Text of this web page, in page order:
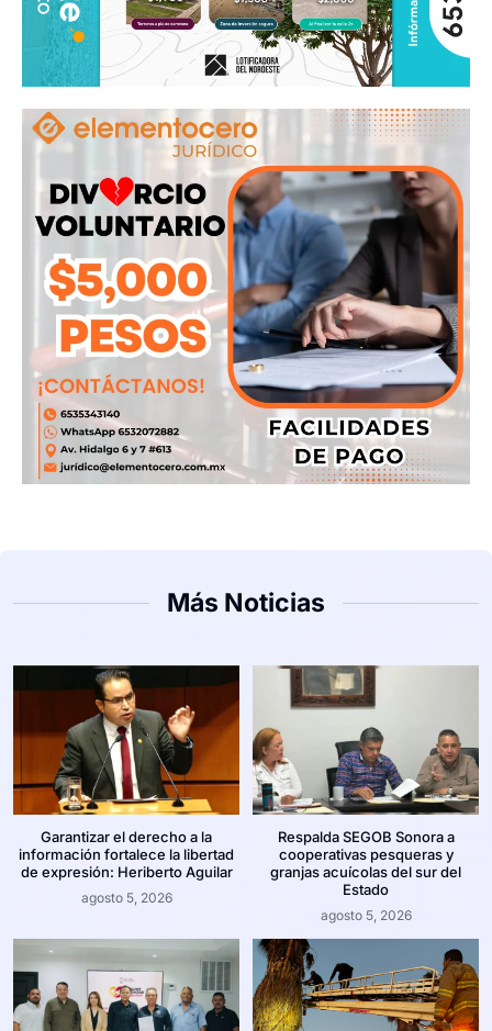
Más Noticias
Garantizar el derecho a la
información fortalece la libertad
de expresión: Heriberto Aguilar
agosto 5, 2026
Respalda SEGOB Sonora a
cooperativas pesqueras y
granjas acuícolas del sur del
Estado
agosto 5, 2026